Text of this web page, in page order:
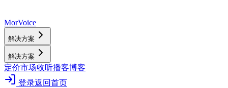
MorVoice
解决方案
解决方案
定价市场收听播客博客
登录返回首页